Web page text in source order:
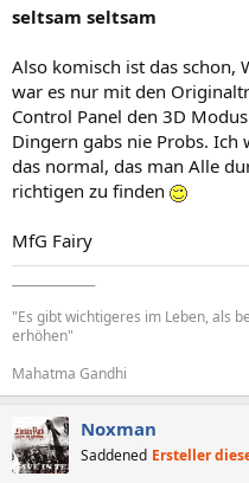
seltsam seltsam
Also komisch ist das schon,
war es nur mit den
Control Panel den 3D
Dingern gabs nie Probs. Ich
das normal, das man Alle
richtigen zu finden
MfG Fairy
"Es gibt wichtigeres im Leben, als
erhöhen"
Mahatma Gandhi
Noxman
Saddened Ersteller